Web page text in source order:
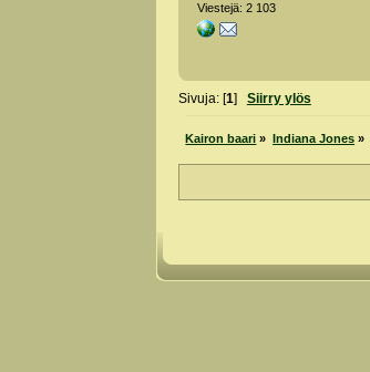
Viestejä: 2 103
Sivuja: [1] Siirry ylös
Kairon baari » Indiana Jones »